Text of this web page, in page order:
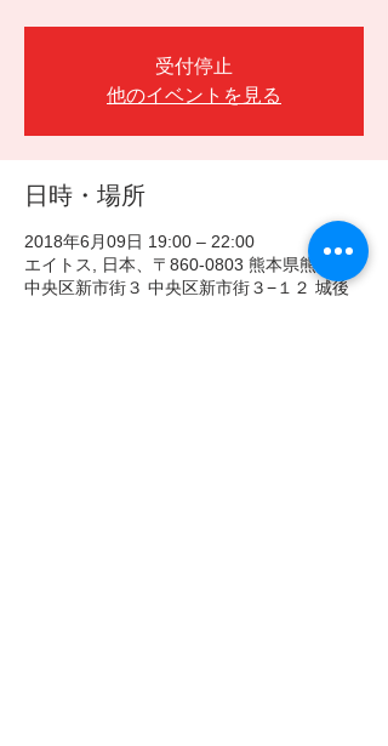
受付停止
他のイベントを見る
日時・場所
2018年6月09日 19:00 – 22:00
エイトス, 日本、〒860-0803 熊本県熊本市
中央区新市街３ 中央区新市街３−１２ 城後